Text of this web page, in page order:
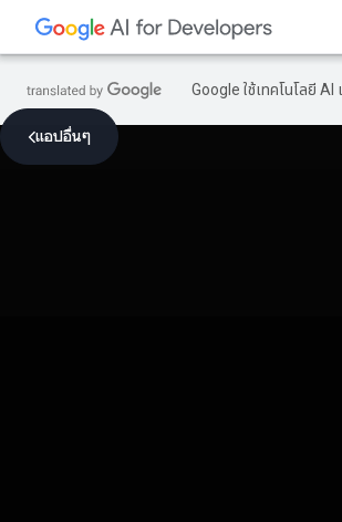
Google ใช้เทคโนโลยี
แอปอื่นๆ